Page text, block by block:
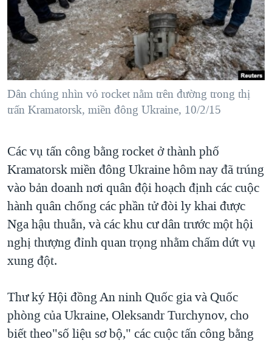
"Tìm"NGƯỜI VIỆT HẢI NGOẠI
ĐỜI SỐNG
KINH TẾ
KHOA HỌC
SỨC KHOẺ
THỂ THAO
GIÁO DỤC
TẠI
HÀNH TRÌNH BẦU CỬ 2024
MỘT NĂM CHIẾN TRANH TẠI DẢI GAZA
GIẢI MÃ VÀNH ĐAI & CON ĐƯỜNG
NGÀY TỊ NẠN THẾ GIỚI
TRỊNH VĨNH BÌNH - NGƯỜI HẠ 'BÊN THẮNG CUỘC'
CHI PHÍ CHIẾN TRANH AFGHANISTAN
CÁC GIÁ TRỊ CỘNG HÒA Ở VIỆT NAM
THƯỢNG ĐỈNH TRUMP-KIM TẠI VIỆT NAM
TRỊNH VĨNH BÌNH VS. CHÍNH PHỦ VIỆT NAM
NGƯ DÂN VIỆT VÀ LÀN SÓNG TRỘM HẢI SÂM
BÊN KIA QUỐC LỘ: TIẾNG VỌNG TỪ NÔNG THÔN MỸ
VIDEO
NGHE
MẠNG XÃ HỘI
Dân chúng nhìn vỏ rocket nằm trên đường trong thị
trấn Kramatorsk, miền đông Ukraine, 10/2/15
Các vụ tấn công bằng rocket ở thành phố
Kramatorsk miền đông Ukraine hôm nay đã trúng
vào bản doanh nơi quân đội hoạch định các cuộc
hành quân chống các phần tử đòi ly khai được
Nga hậu thuẫn, và các khu cư dân trước một hội
nghị thượng đỉnh quan trọng nhằm chấm dứt vụ
xung đột.
Thư ký Hội đồng An ninh Quốc gia và Quốc
phòng của Ukraine, Oleksandr Turchynov, cho
biết theo"số liệu sơ bộ," các cuộc tấn công bằng